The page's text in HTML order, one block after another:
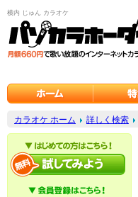
横内 じゅん カラオケ
カラオケ ホーム 詳しく検索